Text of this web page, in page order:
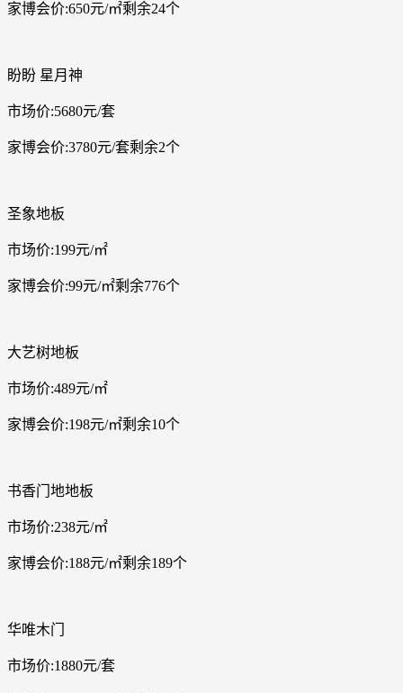
家博会价:650元/㎡剩余24个
盼盼 星月神
市场价:5680元/套
家博会价:3780元/套剩余2个
圣象地板
市场价:199元/㎡
家博会价:99元/㎡剩余776个
大艺树地板
市场价:489元/㎡
家博会价:198元/㎡剩余10个
书香门地地板
市场价:238元/㎡
家博会价:188元/㎡剩余189个
华唯木门
市场价:1880元/套